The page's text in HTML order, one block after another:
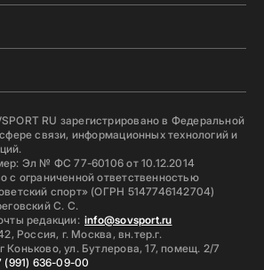
RU зарегистрировано в Федеральной
связи, информационных технологий и
Эл № ФС 77-60106 от 10.12.2014
с ограниченной ответственностью
спорт» (ОГРН 5147746142704)
С. С.
редакции: info@sovsport.ru
Россия, г. Москва, вн.тер.г.
Коньково, ул. Бутлерова, 17, помещ. 2/7
(991) 636-09-00